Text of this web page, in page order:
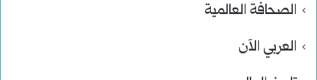
الصحافة العالمية
العربي الآن